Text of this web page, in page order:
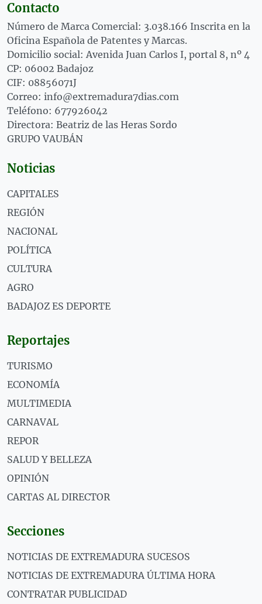
Contacto
Número de Marca Comercial: 3.038.166 Inscrita en la
Oficina Española de Patentes y Marcas.
Domicilio social: Avenida Juan Carlos I, portal 8, nº 4
CP: 06002 Badajoz
CIF: 08856071J
Correo: info@extremadura7dias.com
Teléfono: 677926042
Directora: Beatriz de las Heras Sordo
GRUPO VAUBÁN
Noticias
CAPITALES
REGIÓN
NACIONAL
POLÍTICA
CULTURA
AGRO
BADAJOZ ES DEPORTE
Reportajes
TURISMO
ECONOMÍA
MULTIMEDIA
CARNAVAL
REPOR
SALUD Y BELLEZA
OPINIÓN
CARTAS AL DIRECTOR
Secciones
NOTICIAS DE EXTREMADURA SUCESOS
NOTICIAS DE EXTREMADURA ÚLTIMA HORA
CONTRATAR PUBLICIDAD